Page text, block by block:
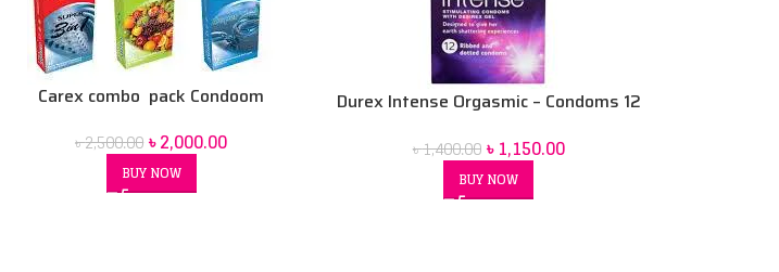
Carex combo pack Condoom
৳2,500.00 ৳2,000.00
BUY NOW
Durex Intense Orgasmic – Condoms 12
৳1,400.00 ৳1,150.00
BUY NOW